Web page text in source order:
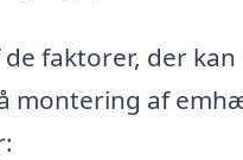
de faktorer, der
montering af